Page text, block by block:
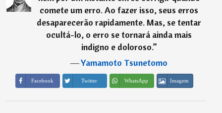
comete um erro. Ao fazer isso, seus erros
desaparecerão rapidamente. Mas, se tentar
ocultá-lo, o erro se tornará ainda mais
indigno e doloroso.”
―Yamamoto Tsunetomo
Facebook Twitter WhatsApp Imagem